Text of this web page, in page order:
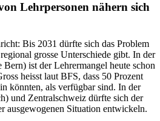
Lehrpersonen nähern sich
Bis 2031 dürfte sich das Problem
grosse Unterschiede gibt. In der
ist der Lehrermangel heute schon
heisst laut BFS, dass 50 Prozent
könnten, als verfügbar sind. In der
und Zentralschweiz dürfte sich der
ausgewogenen Situation entwickeln.